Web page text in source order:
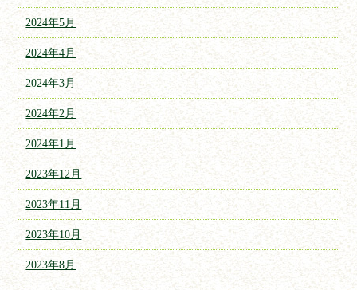
2024年5月
2024年4月
2024年3月
2024年2月
2024年1月
2023年12月
2023年11月
2023年10月
2023年8月